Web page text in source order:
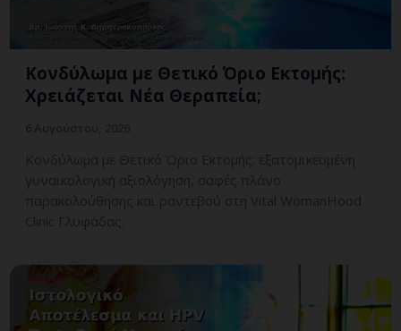
Κονδύλωμα με Θετικό Όριο Εκτομής:
Χρειάζεται Νέα Θεραπεία;
Κονδύλωμα με Θετικό Όριο Εκτομής: εξατομικευμένη
γυναικολογική αξιολόγηση, σαφές πλάνο
παρακολούθησης και ραντεβού στη Vital WomanHood
Clinic Γλυφάδας.